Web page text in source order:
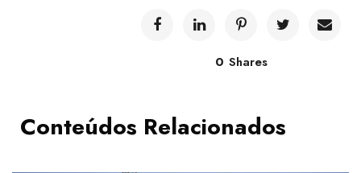
0 Shares
Conteúdos Relacionados